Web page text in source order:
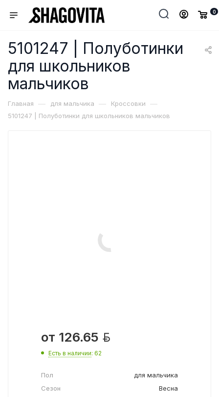
0
5101247 | Полуботинки
для школьников
мальчиков
Главная — для мальчика — Кроссовки —
5101247 | Полуботинки для школьников мальчиков
от 126.65 
Есть в наличии: 62
Пол
для мальчика
Сезон
Весна